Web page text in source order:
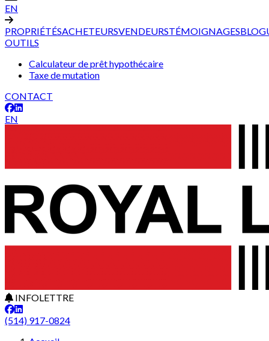
EN
PROPRIÉTÉSACHETEURSVENDEURSTÉMOIGNAGES
OUTILS
Calculateur de prêt hypothécaire
Taxe de mutation
CONTACT
EN
INFOLETTRE
(514) 917-0824